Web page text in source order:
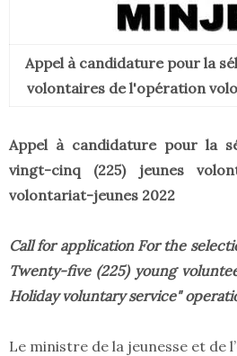
Appel à candidature pour la
volontaires de l'opération
Appel à candidature pour la
vingt-cinq (225) jeunes
volontariat-jeunes 2022
Call for application For the
Twenty-five (225) young
Holiday voluntary service"
Le ministre de la jeunesse et de